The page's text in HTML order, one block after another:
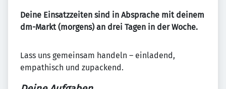
Deine Einsatzzeiten sind in Absprache mit deinem
dm-Markt (morgens) an drei Tagen in der Woche.
Lass uns gemeinsam handeln – einladend,
empathisch und zupackend.